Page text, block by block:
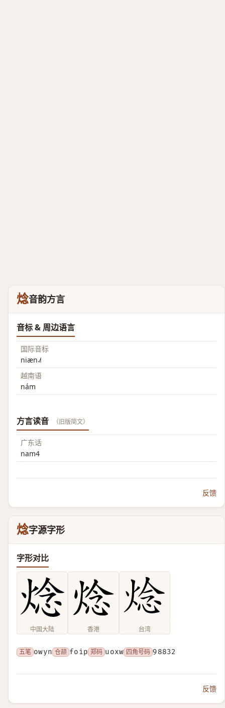
焾音韵方言
音标 & 周边语言
国际音标
niæn˨˩˦
越南语
nám
方言读音 （旧版简文）
广东话
nam4
反馈
焾字源字形
字形对比
中国大陆 香港 台湾
五笔 owyn 仓颉 foip 郑码 uoxw 四角号码 98832
反馈